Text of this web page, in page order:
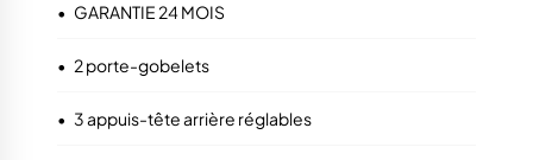
• GARANTIE 24 MOIS
• 2 porte-gobelets
• 3 appuis-tête arrière réglables